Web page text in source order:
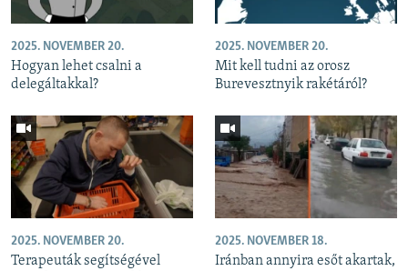
2025. NOVEMBER 20.
Hogyan lehet csalni a
delegáltakkal?
2025. NOVEMBER 20.
Mit kell tudni az orosz
Burevesztnyik rakétáról?
2025. NOVEMBER 20.
Terapeuták segítségével
2025. NOVEMBER 18.
Iránban annyira esőt akartak,